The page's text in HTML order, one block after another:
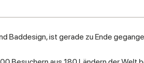
ist gerade zu Ende